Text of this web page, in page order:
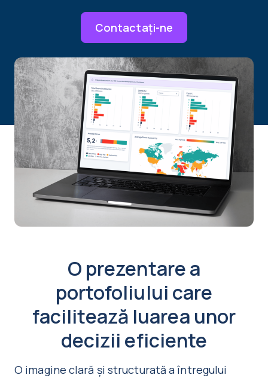
Contactați-ne
O prezentare a
portofoliului care
facilitează luarea unor
decizii eficiente
O imagine clară și structurată a întregului